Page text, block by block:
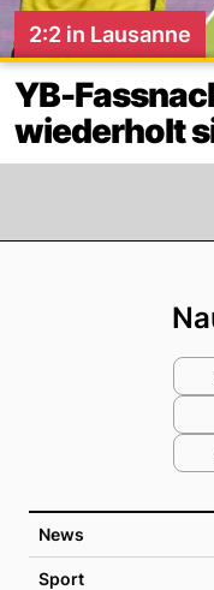
2:2 in Lausanne
YB-
wiederholt
News
Sport